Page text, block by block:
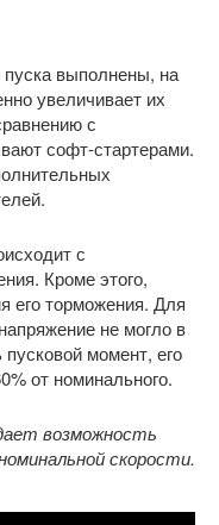
выполнены, на
увеличивает их
с
софт-стартерами.
с
Кроме этого,
его торможения. Для
не могло в
момент, его
от номинального.
возможность
скорости.